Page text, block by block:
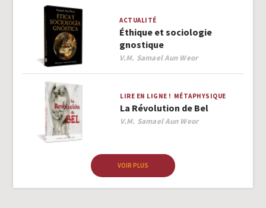
ACTUALITÉ
Éthique et sociologie
gnostique
Author
V.M. Samael Aun Weor
LIRE EN LIGNE ! MÉTAPHYSIQUE
La Révolution de Bel
Author
V.M. Samael Aun Weor
VOIR PLUS